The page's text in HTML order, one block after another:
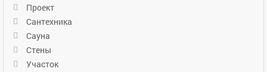
Проект
Сантехника
Сауна
Стены
Участок